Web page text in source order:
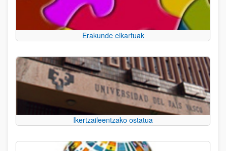
Erakunde elkartuak
Ikertzaileentzako ostatua